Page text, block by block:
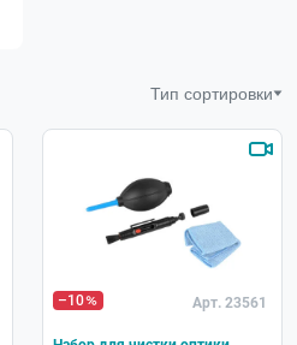
Тип сортировки
–10 Арт. 23561